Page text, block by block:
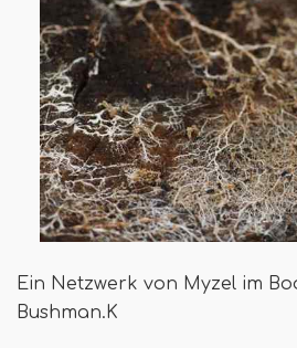
Ein Netzwerk von Myzel im
Bushman.K